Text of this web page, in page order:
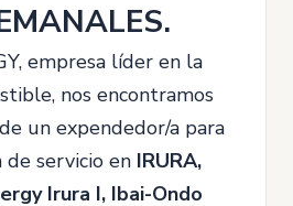
empresa líder en la
nos encontramos
un expendedor/a para
de servicio en IRURA,
Irura I, Ibai-Ondo